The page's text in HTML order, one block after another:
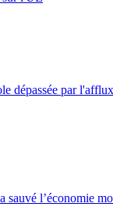
dépassée par
sauvé l’économie